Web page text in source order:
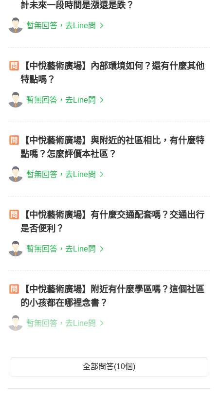
計未來一段時間是漲還是跌？
暫無回答，去Line問
【中悅藝術廣場】內部環境如何？還有什麼其他
特點嗎？
暫無回答，去Line問
【中悅藝術廣場】與附近的社區相比，有什麼特
點嗎？怎麼評價本社區？
暫無回答，去Line問
【中悅藝術廣場】有什麼交通配套嗎？交通出行
是否便利？
暫無回答，去Line問
【中悅藝術廣場】附近有什麼學區嗎？這個社區
的小孩都在哪裡念書？
暫無回答，去Line問
全部問答(10個)